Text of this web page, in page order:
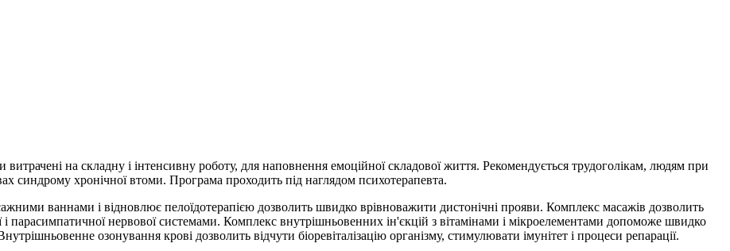
на складну і інтенсивну роботу, для наповнення емоційної складової життя. Рекомендується трудоголікам, людям при
синдрому хронічної втоми. Програма проходить під наглядом психотерапевта.
ваннами і відновлює пелоїдотерапією дозволить швидко врівноважити дистонічні прояви. Комплекс масажів дозволить
парасимпатичної нервової системами. Комплекс внутрішньовенних ін'єкцій з вітамінами і мікроелементами допоможе швидко
озонування крові дозволить відчути біоревіталізацію організму, стимулювати імунітет і процеси репарації.